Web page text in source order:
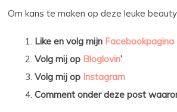
Om kans te maken op deze leuke
Like en volg mijn Facebookpagina
Volg mij op Bloglovin’
Volg mij op Instagram
Comment onder deze post